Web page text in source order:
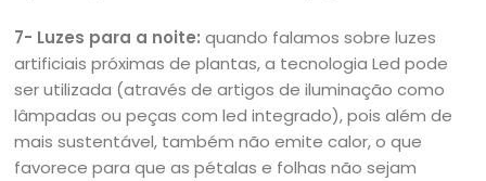
7- Luzes para a noite:quando falamos sobre luzes
artificiais próximas de plantas, a tecnologia Led pode
ser utilizada (através de artigos de iluminação como
lâmpadas ou peças com led integrado), pois além de
mais sustentável, também não emite calor, o que
favorece para que as pétalas e folhas não sejam